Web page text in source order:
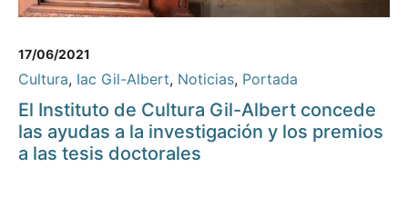
17/06/2021
Cultura, Iac Gil-Albert, Noticias, Portada
El Instituto de Cultura Gil-Albert concede
las ayudas a la investigación y los premios
a las tesis doctorales